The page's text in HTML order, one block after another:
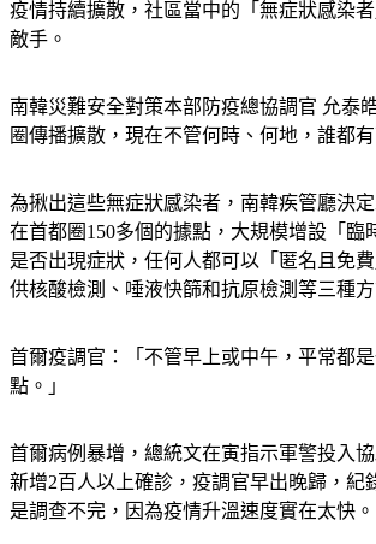
疫情持續擴散，社區當中的「無症狀感染
敵手。
南韓災難安全對策本部防疫總協調官 允泰
圈傳播擴散，現在不管何時、何地，誰都有
為揪出這些無症狀感染者，南韓疾管廳決
在首都圈150多個的據點，大規模增設「臨
是否出現症狀，任何人都可以「匿名且免
供核酸檢測、唾液快篩和抗原檢測等三種
首爾疫調官：「不管早上或中午，平常都
點。」
首爾病例暴增，總統文在寅指示軍警投入
新增2百人以上確診，疫調官早出晚歸，紀
是調查不完，因為疫情升溫速度實在太快。